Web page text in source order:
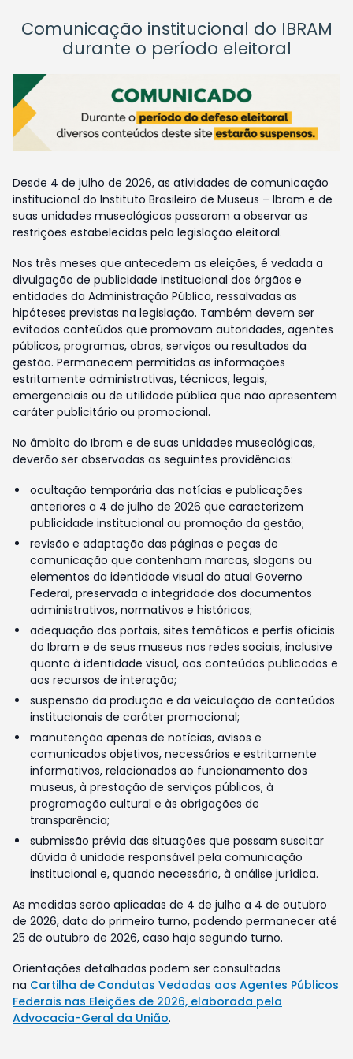
Comunicação institucional do IBRAM
durante o período eleitoral
Desde 4 de julho de 2026, as atividades de comunicação
institucional do Instituto Brasileiro de Museus – Ibram e de
suas unidades museológicas passaram a observar as
restrições estabelecidas pela legislação eleitoral.
Nos três meses que antecedem as eleições, é vedada a
divulgação de publicidade institucional dos órgãos e
entidades da Administração Pública, ressalvadas as
hipóteses previstas na legislação. Também devem ser
evitados conteúdos que promovam autoridades, agentes
públicos, programas, obras, serviços ou resultados da
gestão. Permanecem permitidas as informações
estritamente administrativas, técnicas, legais,
emergenciais ou de utilidade pública que não apresentem
caráter publicitário ou promocional.
No âmbito do Ibram e de suas unidades museológicas,
deverão ser observadas as seguintes providências:
ocultação temporária das notícias e publicações
anteriores a 4 de julho de 2026 que caracterizem
publicidade institucional ou promoção da gestão;
revisão e adaptação das páginas e peças de
comunicação que contenham marcas, slogans ou
elementos da identidade visual do atual Governo
Federal, preservada a integridade dos documentos
administrativos, normativos e históricos;
adequação dos portais, sites temáticos e perfis oficiais
do Ibram e de seus museus nas redes sociais, inclusive
quanto à identidade visual, aos conteúdos publicados e
aos recursos de interação;
suspensão da produção e da veiculação de conteúdos
institucionais de caráter promocional;
manutenção apenas de notícias, avisos e
comunicados objetivos, necessários e estritamente
informativos, relacionados ao funcionamento dos
museus, à prestação de serviços públicos, à
programação cultural e às obrigações de
transparência;
submissão prévia das situações que possam suscitar
dúvida à unidade responsável pela comunicação
institucional e, quando necessário, à análise jurídica.
As medidas serão aplicadas de 4 de julho a 4 de outubro
de 2026, data do primeiro turno, podendo permanecer até
25 de outubro de 2026, caso haja segundo turno.
Orientações detalhadas podem ser consultadas
na Cartilha de Condutas Vedadas aos Agentes Públicos
Federais nas Eleições de 2026, elaborada pela
Advocacia-Geral da União.